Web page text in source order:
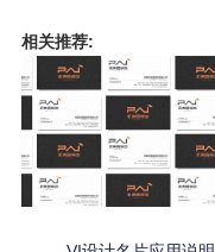
相关推荐: